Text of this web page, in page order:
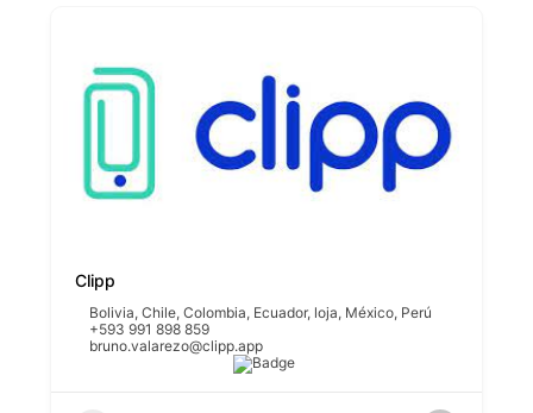
Clipp
Bolivia,Chile,Colombia, Ecuador, loja, México, Perú
+593 991 898 859
bruno.valarezo@clipp.app